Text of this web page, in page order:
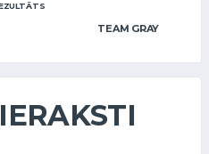
TEAM GRAY